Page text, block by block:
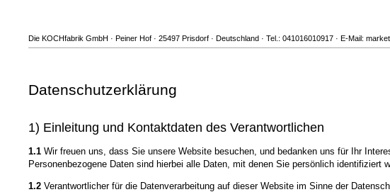
Die KOCHfabrik GmbH · Peiner Hof · 25497 Prisdorf · Deutschland · Tel.: 041016010917 · E-Mail:
Datenschutzerklärung
1) Einleitung und Kontaktdaten des Verantwortlichen
1.1 Wir freuen uns, dass Sie unsere Website besuchen, und bedanken uns für Ihr
Personenbezogene Daten sind hierbei alle Daten, mit denen Sie persönlich identifiziert
1.2 Verantwortlicher für die Datenverarbeitung auf dieser Website im Sinne der